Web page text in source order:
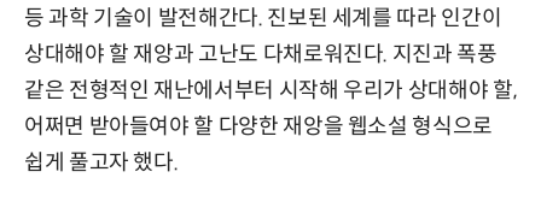
등 과학 기술이 발전해간다. 진보된 세계를 따라 인간이
상대해야 할 재앙과 고난도 다채로워진다. 지진과 폭풍
같은 전형적인 재난에서부터 시작해 우리가 상대해야 할,
어쩌면 받아들여야 할 다양한 재앙을 웹소설 형식으로
쉽게 풀고자 했다.